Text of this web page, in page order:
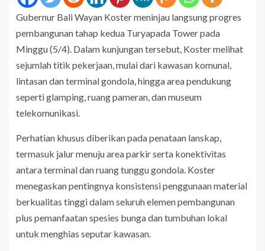
Gubernur Bali Wayan Koster meninjau langsung progres
pembangunan tahap kedua Turyapada Tower pada
Minggu (5/4). Dalam kunjungan tersebut, Koster melihat
sejumlah titik pekerjaan, mulai dari kawasan komunal,
lintasan dan terminal gondola, hingga area pendukung
seperti glamping, ruang pameran, dan museum
telekomunikasi.
Perhatian khusus diberikan pada penataan lanskap,
termasuk jalur menuju area parkir serta konektivitas
antara terminal dan ruang tunggu gondola. Koster
menegaskan pentingnya konsistensi penggunaan material
berkualitas tinggi dalam seluruh elemen pembangunan
plus pemanfaatan spesies bunga dan tumbuhan lokal
untuk menghias seputar kawasan.